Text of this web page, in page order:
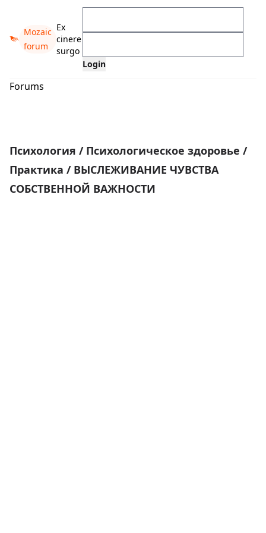
Mozaic
forum
Ex
cinere
surgo
Forums
Психология / Психологическое здоровье /
Практика / ВЫСЛЕЖИВАНИЕ ЧУВСТВА
СОБСТВЕННОЙ ВАЖНОСТИ